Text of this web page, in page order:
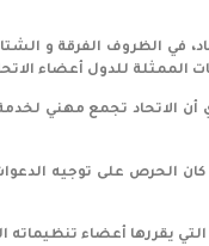
الاتحاد، في الظروف
للدول أعضاء الاتحاد
أن الاتحاد تجمع مهني
الحرص على توجيه
يقررها أعضاء تنظيماته